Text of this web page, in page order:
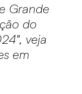
Grande
do
veja
em